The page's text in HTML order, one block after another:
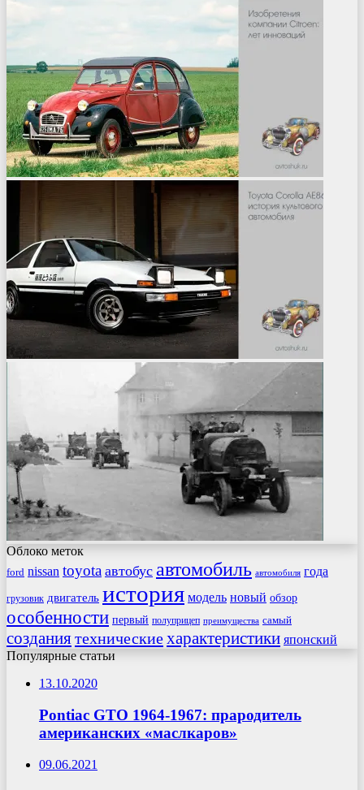
Облоко меток
ford nissan toyota автобус автомобиль автомобиля года
грузовик двигатель история модель новый обзор
особенности первый полуприцеп преимущества самый
созданиятехническиехарактеристики японский
Популярные статьи
13.10.2020
Pontiac GTO 1964-1967: прародитель
американских «маслкаров»
09.06.2021